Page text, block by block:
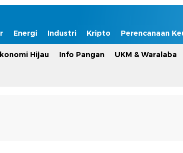
Energi Industri Kripto Perencanaan
Hijau Info Pangan UKM & Waralaba